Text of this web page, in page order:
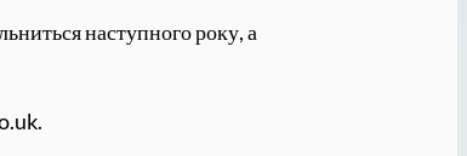
наступного року, а